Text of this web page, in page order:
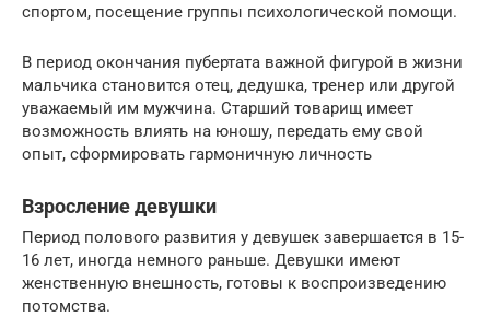
спортом, посещение группы психологической помощи.
В период окончания пубертата важной фигурой в жизни
мальчика становится отец, дедушка, тренер или другой
уважаемый им мужчина. Старший товарищ имеет
возможность влиять на юношу, передать ему свой
опыт, сформировать гармоничную личность
Взросление девушки
Период полового развития у девушек завершается в 15-
16 лет, иногда немного раньше. Девушки имеют
женственную внешность, готовы к воспроизведению
потомства.